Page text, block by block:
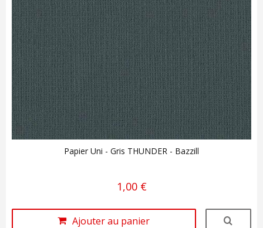
Papier Uni - Gris THUNDER - Bazzill
1,00 €
Ajouter au panier